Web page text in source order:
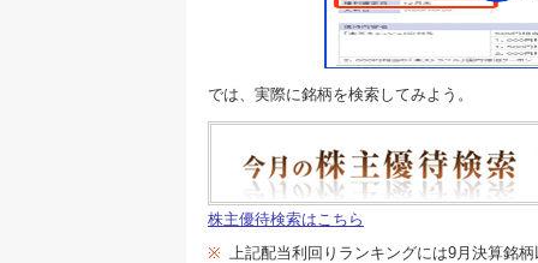
では、実際に銘柄を検索してみよう。
株主優待検索はこちら
※
上記配当利回りランキングには9月決算銘